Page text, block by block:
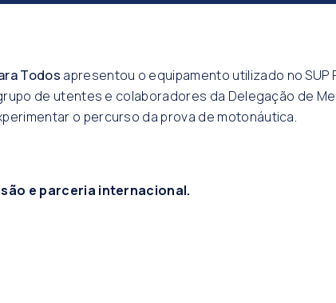
Todos apresentou o equipamento utilizado no SUP
de utentes e colaboradores da Delegação de
o percurso da prova de motonáutica.
e parceria internacional.